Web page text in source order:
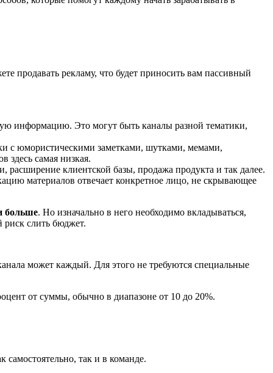
продавать рекламу, что будет приносить вам пассивный
информацию. Это могут быть каналы разной тематики,
с юмористическими заметками, шутками, мемами,
самая низкая.
клиентской базы, продажа продукта и так далее.
материалов отвечает конкретное лицо, не скрывающее
больше. Но изначально в него необходимо вкладываться,
слить бюджет.
может каждый. Для этого не требуются специальные
от суммы, обычно в диапазоне от 10 до 20%.
самостоятельно, так и в команде.